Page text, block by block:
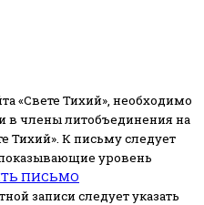
«Свете Тихий», необходимо
в члены литобъединения на
Тихий». К письму следует
уровень
ПИСЬМО
записи следует указать